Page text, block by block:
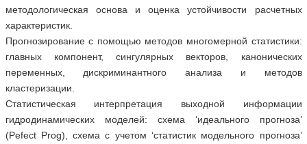
методологическая основа и оценка устойчивости расчетных
характеристик.
Прогнозирование с помощью методов многомерной статистики:
главных компонент, сингулярных векторов, канонических
переменных, дискриминантного анализа и методов
кластеризации.
Статистическая интерпретация выходной информации
гидродинамических моделей: схема ‘идеального прогноза’
(Pefect Prog), схема с учетом ‘статистик модельного прогноза’